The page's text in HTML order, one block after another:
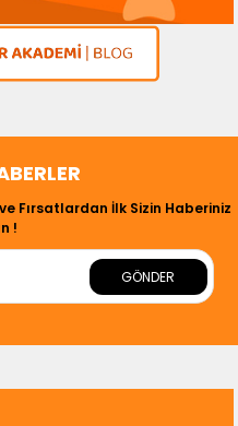
Fırsatlardan İlk Sizin Haberiniz
!
GÖNDER